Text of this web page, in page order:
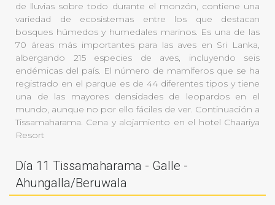
de lluvias sobre todo durante el monzón, contiene una
variedad de ecosistemas entre los que destacan
bosques húmedos y humedales marinos. Es una de las
70 áreas más importantes para las aves en Sri Lanka,
albergando 215 especies de aves, incluyendo seis
endémicas del país. El número de mamíferos que se ha
registrado en el parque es de 44 diferentes tipos y tiene
una de las mayores densidades de leopardos en el
mundo, aunque no por ello fáciles de ver. Continuación a
Tissamaharama. Cena y alojamiento en el hotel Chaariya
Resort
Día 11 Tissamaharama - Galle -
Ahungalla/Beruwala